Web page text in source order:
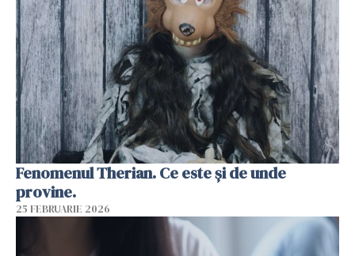
Fenomenul Therian. Ce este și de unde
provine.
25 FEBRUARIE 2026